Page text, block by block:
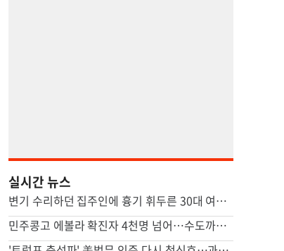
실시간 뉴스
변기 수리하던 집주인에 흉기 휘두른 30대 여성 세입자 체포
민주콩고 에볼라 확진자 4천명 넘어…수도까지 번질라 비상